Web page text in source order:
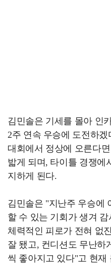
김민솔은 기세를 몰아 인
2주 연속 우승에 도전하
대회에서 정상에 오른다
밟게 되며, 타이틀 경쟁에
지하게 된다.
김민솔은 "지난주 우승에
할 수 있는 기회가 생겨
체력적인 피로가 전혀 없
잘 됐고, 컨디션도 무난하
씩 좋아지고 있다"고 현재